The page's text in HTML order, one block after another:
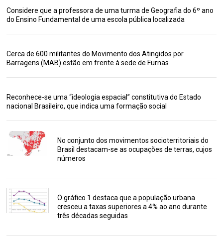
Considere que a professora de uma turma de Geografia do 6º ano
do Ensino Fundamental de uma escola pública localizada
Cerca de 600 militantes do Movimento dos Atingidos por
Barragens (MAB) estão em frente à sede de Furnas
Reconhece-se uma “ideologia espacial” constitutiva do Estado
nacional Brasileiro, que indica uma formação social
No conjunto dos movimentos socioterritoriais do
Brasil destacam-se as ocupações de terras, cujos
números
O gráfico 1 destaca que a população urbana
cresceu a taxas superiores a 4% ao ano durante
três décadas seguidas